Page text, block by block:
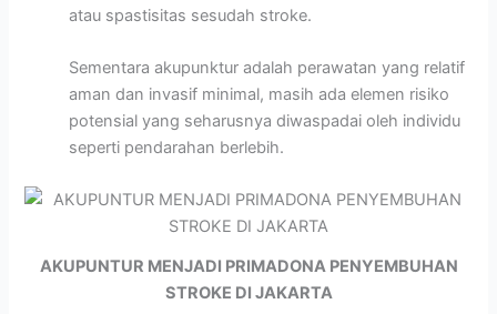
atau spastisitas sesudah stroke.
Sementara akupunktur adalah perawatan yang relatif
aman dan invasif minimal, masih ada elemen risiko
potensial yang seharusnya diwaspadai oleh individu
seperti pendarahan berlebih.
AKUPUNTUR MENJADI PRIMADONA PENYEMBUHAN
STROKE DI JAKARTA